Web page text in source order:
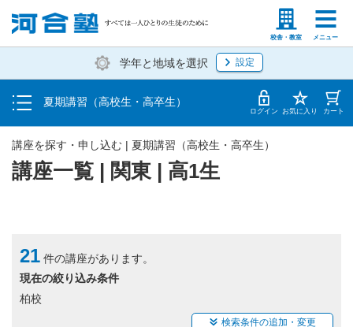
校舎・教室 メニュー
塾生の方 高等学校の先生
学年と地域を選択 設定
夏期講習（高校生・高卒生）
受講料・お申し込み方法
受講開始までの流れ
校舎・教室一覧 ログイン お気に入り カート
講座一覧 | 関東 | 高1生
講座を探す・申し込む | 夏期講習（高校生・高卒生）
21 件の講座があります。
現在の絞り込み条件
柏校
検索条件の追加・変更